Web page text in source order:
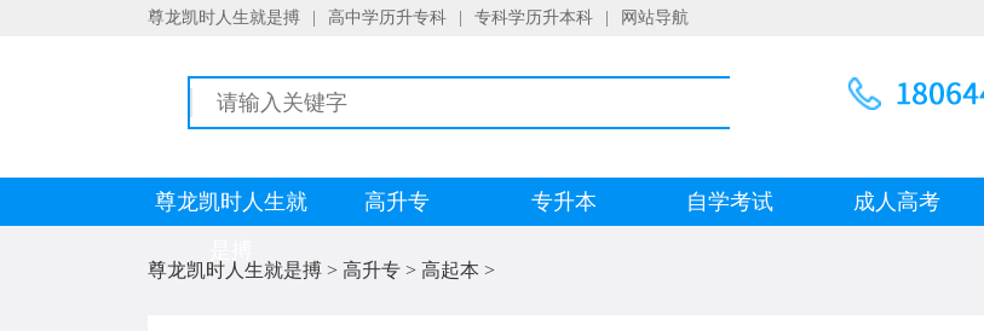
尊龙凯时人生就是搏 高中学历升专科 专科学历升本科 网站导航
尊龙凯时人生就
高升专 专升本 自学考试 成人高考
尊龙凯时人生就是搏 > 高升专 > 高起本 >